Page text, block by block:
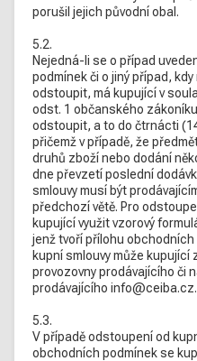
porušil jejich původní obal.
5.2.
Nejedná-li se o případ
podmínek či o jiný případ,
odstoupit, má kupující v
odst. 1 občanského
odstoupit, a to do čtrnácti
přičemž v případě, že
druhů zboží nebo dodání
dne převzetí poslední
smlouvy musí být
předchozí větě. Pro
kupující využit vzorový
jenž tvoří přílohu
kupní smlouvy může
provozovny prodávajícího či
prodávajícího info@ceiba.cz.
5.3.
V případě odstoupení od
obchodních podmínek se